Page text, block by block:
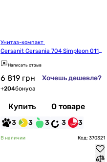
Cersanit Cersania 704 Simpleon 011
(K119-003/CCKZ1015011894)
Написать отзыв
6 819 грн Хочешь дешевле?
+204бонуса
Купить О товаре
3 3 3 3 3
В наличии Код: 370321